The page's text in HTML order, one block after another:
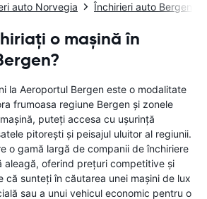
auto Norvegia Închirieri auto Bergen
o mașină în
la Aeroportul Bergen este o modalitate
frumoasa regiune Bergen și zonele
puteți accesa cu ușurință
pitorești și peisajul uluitor al regiunii.
o gamă largă de companii de închiriere
aleagă, oferind prețuri competitive și
că sunteți în căutarea unei mașini de lux
sau a unui vehicul economic pentru o